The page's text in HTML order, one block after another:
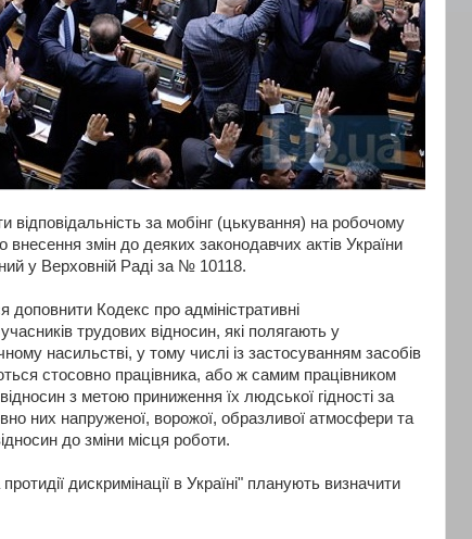
відповідальність за мобінг (цькування) на робочому
внесення змін до деяких законодавчих актів України
у Верховній Раді за № 10118.
доповнити Кодекс про адміністративні
трудових відносин, які полягають у
насильстві, у тому числі із застосуванням засобів
стосовно працівника, або ж самим працівником
з метою приниження їх людської гідності за
них напруженої, ворожої, образливої атмосфери та
до зміни місця роботи.
дискримінації в Україні" планують визначити